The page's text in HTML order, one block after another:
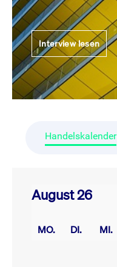
Interview lesen
Handelskalender
August 26
MO. DI. MI.